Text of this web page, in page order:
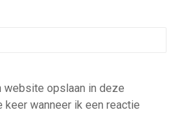
website opslaan in deze
wanneer ik een reactie